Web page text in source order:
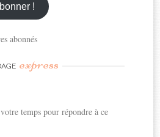
!
abonnés
express
temps pour répondre à ce